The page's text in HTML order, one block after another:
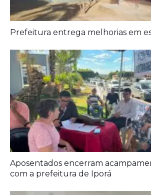
Prefeitura entrega melhorias em
Aposentados encerram
com a prefeitura de Iporá